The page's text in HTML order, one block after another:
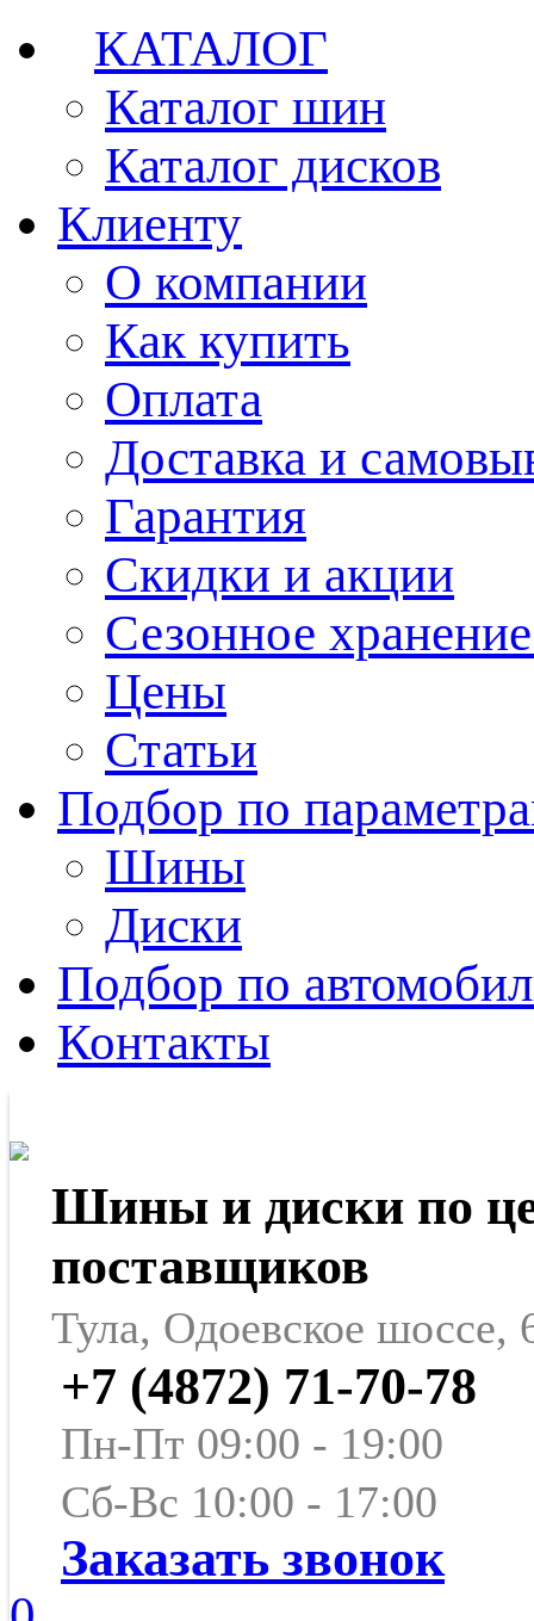
КАТАЛОГ
Каталог шин
Каталог дисков
Клиенту
О компании
Как купить
Оплата
Доставка и
Гарантия
Скидки и акции
Сезонное
Цены
Статьи
Подбор по
Шины
Диски
Подбор по
Контакты
Шины и диски по
поставщиков
Тула, Одоевское шоссе,
+7 (4872) 71-70-78
Пн-Пт 09:00 - 19:00
Сб-Вс 10:00 - 17:00
Заказать звонок